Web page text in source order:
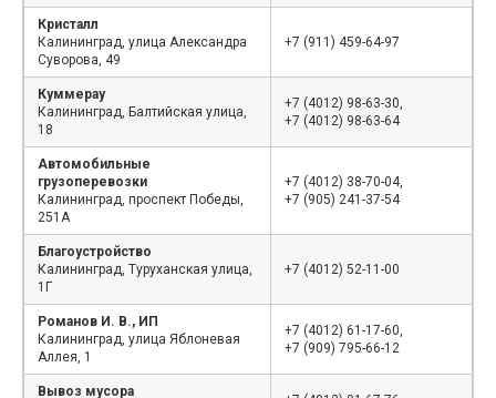
Кристалл
Калининград, улица Александра
Суворова, 49
+7 (911) 459-64-97
Куммерау
Калининград, Балтийская улица,
18
+7 (4012) 98-63-30,
+7 (4012) 98-63-64
Автомобильные
грузоперевозки
Калининград, проспект Победы,
251А
+7 (4012) 38-70-04,
+7 (905) 241-37-54
Благоустройство
Калининград, Туруханская улица,
1Г
+7 (4012) 52-11-00
Романов И. В., ИП
Калининград, улица Яблоневая
Аллея, 1
+7 (4012) 61-17-60,
+7 (909) 795-66-12
Вывоз мусора